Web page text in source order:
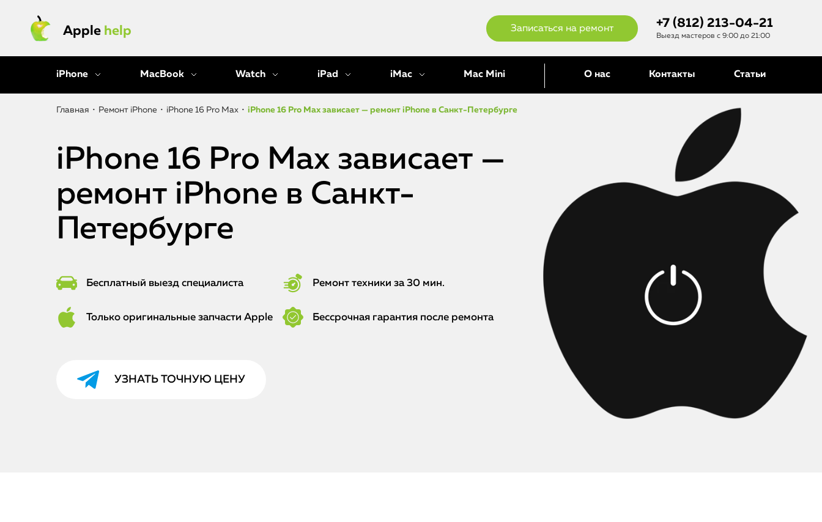
Apple help Записаться на ремонт +7 (812) 213-04-21
Выезд мастеров с 9:00 до 21:00
iPhone MacBook Watch iPad iMac Mac Mini О нас Контакты Статьи
Главная • Ремонт iPhone • iPhone 16 Pro Max • iPhone 16 Pro Max зависает — ремонт iPhone в Санкт-Петербурге
iPhone 16 Pro Max зависает —
ремонт iPhone в Санкт-
Петербурге
Бесплатный выезд специалиста Ремонт техники за 30 мин.
Только оригинальные запчасти Apple Бессрочная гарантия после ремонта
УЗНАТЬ ТОЧНУЮ ЦЕНУ